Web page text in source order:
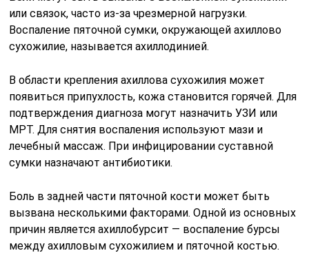
или связок, часто из-за чрезмерной нагрузки.
Воспаление пяточной сумки, окружающей ахиллово
сухожилие, называется ахиллодинией.
В области крепления ахиллова сухожилия может
появиться припухлость, кожа становится горячей. Для
подтверждения диагноза могут назначить УЗИ или
МРТ. Для снятия воспаления используют мази и
лечебный массаж. При инфицировании суставной
сумки назначают антибиотики.
Боль в задней части пяточной кости может быть
вызвана несколькими факторами. Одной из основных
причин является ахиллобурсит — воспаление бурсы
между ахилловым сухожилием и пяточной костью.